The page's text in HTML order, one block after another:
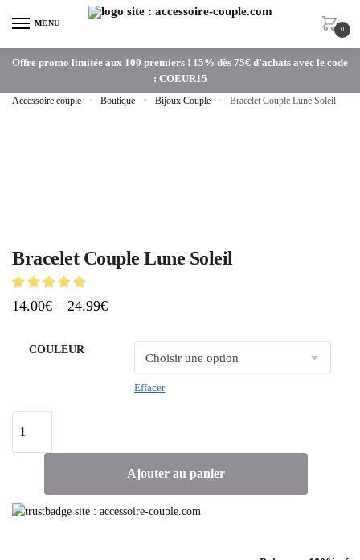
MENU
0
Offre promo limitée aux 100 premiers ! 15% dès 75€ d’achats avec le code
: COEUR15
Accessoire couple » Boutique » Bijoux Couple » Bracelet Couple Lune Soleil
Bracelet Couple Lune Soleil
14.00€ – 24.99€
COULEUR
Effacer
Ajouter au panier